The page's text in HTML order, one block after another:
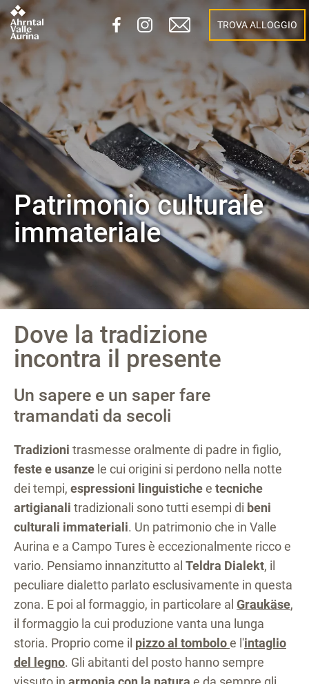
TROVA ALLOGGIO
Patrimonio culturale
immateriale
Dove la tradizione
incontra il presente
Un sapere e un saper fare
tramandati da secoli
Tradizioni trasmesse oralmente di padre in figlio,
feste e usanze le cui origini si perdono nella notte
dei tempi, espressioni linguistichee tecniche
artigianali tradizionali sono tutti esempi di beni
culturali immateriali. Un patrimonio che in Valle
Aurina e a Campo Tures è eccezionalmente ricco e
vario. Pensiamo innanzitutto al Teldra Dialekt, il
peculiare dialetto parlato esclusivamente in questa
zona. E poi al formaggio, in particolare al Graukäse,
il formaggio la cui produzione vanta una lunga
storia. Proprio come il pizzo al tomboloe l'intaglio
del legno. Gli abitanti del posto hanno sempre